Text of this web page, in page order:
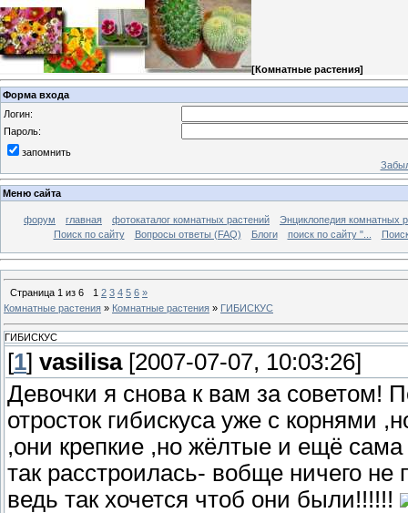
[Комнатные растения]
Форма входа
Логин:
Пароль:
запомнить
Меню сайта
форум главная фотокаталог комнатных растений
Энциклопедия комнатных
Поиск по сайту
Вопросы ответы (FAQ) Блоги поиск по сайту "...
Страница 1 из 6 1 2 3 4 5 6 »
Комнатные растения » Комнатные растения » ГИБИСКУС
ГИБИСКУС
[1] vasilisa[2007-07-07, 10:03:26]
Девочки я снова к вам за советом!
отросток гибискуса уже с корнями
,они крепкие ,но жёлтые и ещё сама
так расстроилась- вобще ничего
ведь так хочется чтоб они были!!!!!!